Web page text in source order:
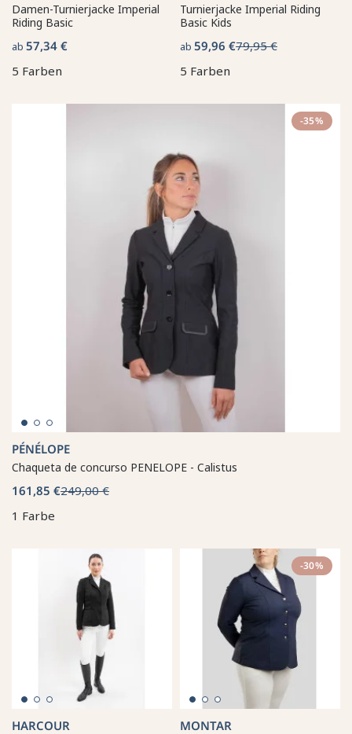
Damen-Turnierjacke Imperial
Riding Basic
ab 57,34 €
5 Farben
Turnierjacke Imperial Riding
Basic Kids
ab 59,96 €79,95 €
5 Farben
-35%
PÉNÉLOPE
Chaqueta de concurso PENELOPE - Calistus
161,85 €249,00 €
1 Farbe
HARCOUR
-30%
MONTAR